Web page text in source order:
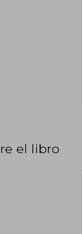
el libro